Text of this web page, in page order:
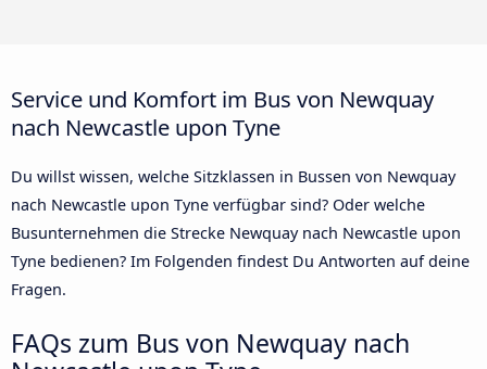
Service und Komfort im Bus von Newquay
nach Newcastle upon Tyne
Du willst wissen, welche Sitzklassen in Bussen von Newquay
nach Newcastle upon Tyne verfügbar sind? Oder welche
Busunternehmen die Strecke Newquay nach Newcastle upon
Tyne bedienen? Im Folgenden findest Du Antworten auf deine
Fragen.
FAQs zum Bus von Newquay nach